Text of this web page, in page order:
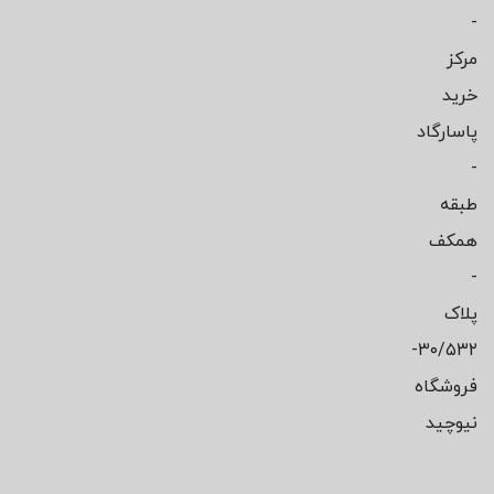
-
مرکز
خرید
پاسارگاد
-
طبقه
همکف
-
پلاک
۳۰/۵۳۲-
فروشگاه
نیوچید